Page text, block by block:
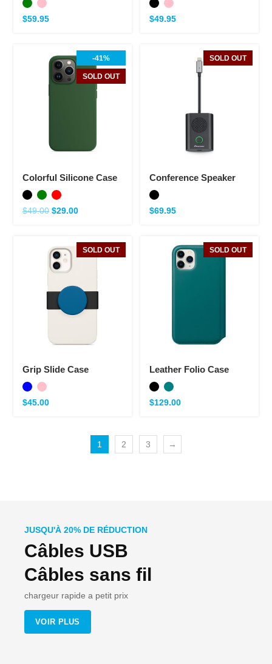
$59.95 $49.95
-41%
SOLD OUT
Colorful Silicone Case
$49.00 $29.00
SOLD OUT
Conference Speaker
$69.95
SOLD OUT
Grip Slide Case
$45.00
SOLD OUT
Leather Folio Case
$129.00
1 2 3 →
JUSQU'À 20% DE RÉDUCTION
Câbles USB
Câbles sans fil
chargeur rapide a petit prix
VOIR PLUS